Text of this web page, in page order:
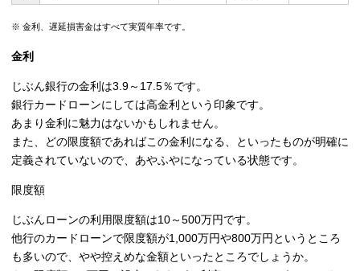
※ 金利、遅延損害金はすべて実質年率です。
金利
じぶん銀行の金利は3.9～17.5％です。
銀行カードローンにしては高金利という印象です。
あまり金利に魅力はないかもしれません。
また、どの限度額であればこの金利になる、といったものが明確に
定義されていないので、あやふやになっている状態です。
限度額
じぶんローンの利用限度額は10～500万円です。
他行のカードローンで限度額が1,000万円や800万円というところ
も多いので、やや控えめな金額といったところでしょうか。